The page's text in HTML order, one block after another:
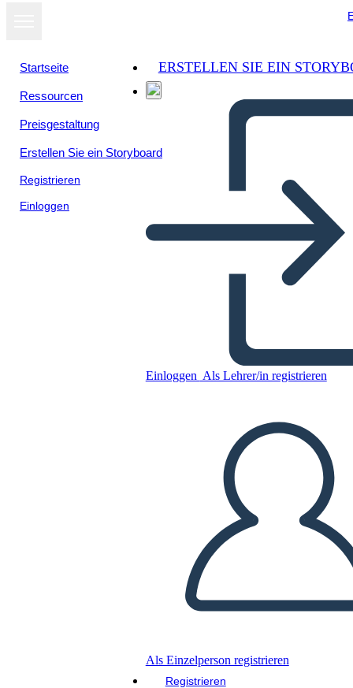
Startseite
Ressourcen
Preisgestaltung
Erstellen Sie ein Storyboard
Registrieren
Einloggen
ERSTELLEN SIE EIN
Einloggen Als Lehrer/in registrieren
Als Einzelperson registrieren
Registrieren
Catene, Allusioni
ERSTELLEN SIE EIN STORYBOARD
DIASHOW ABSPIELEN
LIES MIR VOR